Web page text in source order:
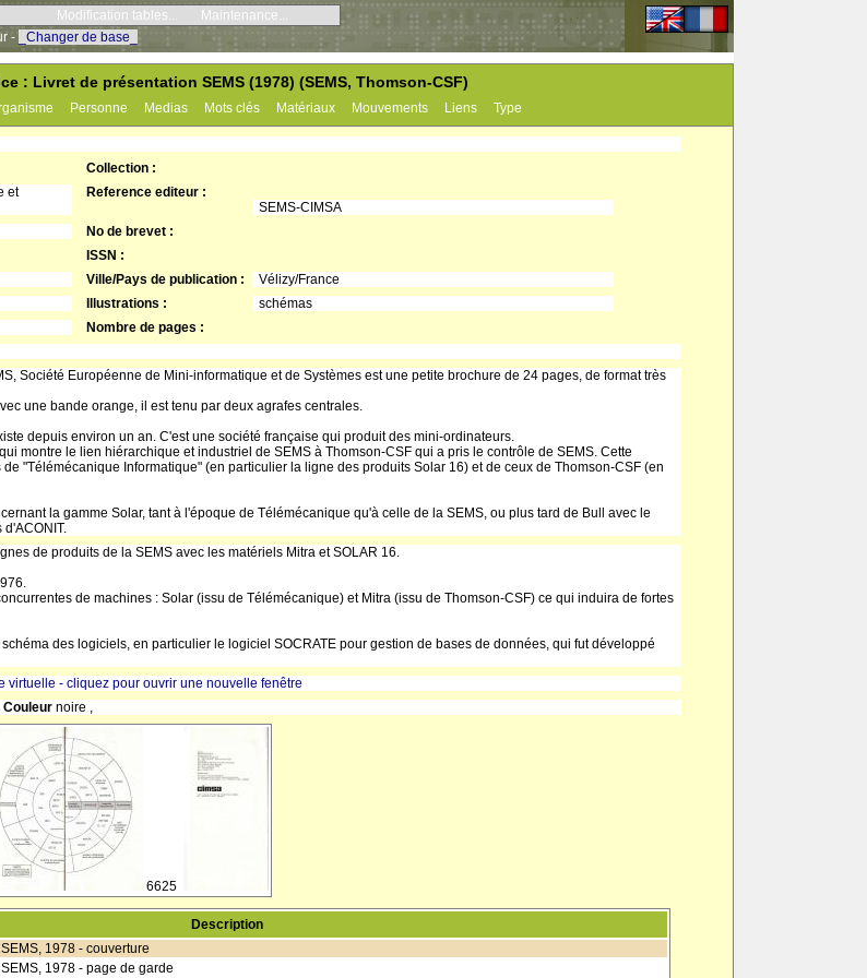
Modification tables...
Maintenance...
-
_Changer de base_
: Livret de présentation SEMS (1978) (SEMS, Thomson-CSF)
Personne Medias Mots clés Matériaux Mouvements Liens Type
Collection :
et
Reference editeur :
SEMS-CIMSA
No de brevet :
ISSN :
Ville/Pays de publication :
Vélizy/France
Illustrations :
schémas
Nombre de pages :
Société Européenne de Mini-informatique et de Systèmes est une petite brochure de 24 pages, de format très
une bande orange, il est tenu par deux agrafes centrales.
depuis environ un an. C'est une société française qui produit des mini-ordinateurs.
montre le lien hiérarchique et industriel de SEMS à Thomson-CSF qui a pris le contrôle de SEMS. Cette
"Télémécanique Informatique" (en particulier la ligne des produits Solar 16) et de ceux de Thomson-CSF (en
la gamme Solar, tant à l'époque de Télémécanique qu'à celle de la SEMS, ou plus tard de Bull avec le
de produits de la SEMS avec les matériels Mitra et SOLAR 16.
de machines : Solar (issu de Télémécanique) et Mitra (issu de Thomson-CSF) ce qui induira de fortes
des logiciels, en particulier le logiciel SOCRATE pour gestion de bases de données, qui fut développé
virtuelle - cliquez pour ouvrir une nouvelle fenêtre
Couleur noire ,
6625
Description
1978 - couverture
1978 - page de garde